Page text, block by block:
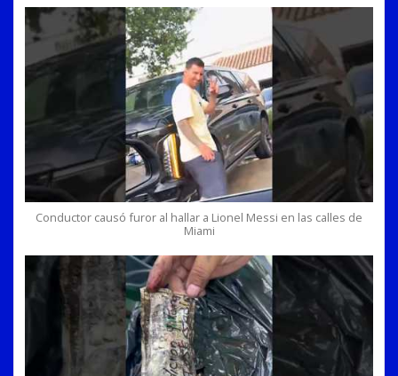
Conductor causó furor al hallar a Lionel Messi en las calles de
Miami